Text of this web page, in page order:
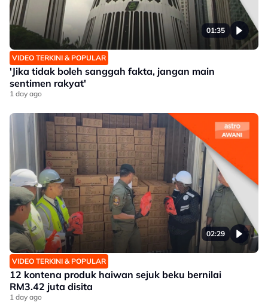
01:35
VIDEO TERKINI & POPULAR
'Jika tidak boleh sanggah fakta, jangan main
sentimen rakyat'
1 day ago
02:29
VIDEO TERKINI & POPULAR
12 kontena produk haiwan sejuk beku bernilai
RM3.42 juta disita
1 day ago